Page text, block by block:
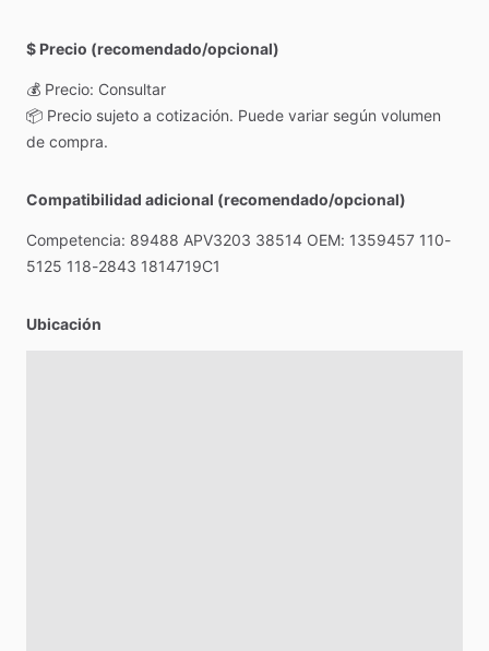
$ Precio (recomendado/opcional)
💰 Precio: Consultar
📦 Precio sujeto a cotización. Puede variar según volumen
de compra.
Compatibilidad adicional (recomendado/opcional)
Competencia: 89488 APV3203 38514 OEM: 1359457 110-
5125 118-2843 1814719C1
Ubicación